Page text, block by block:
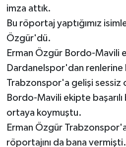
imza attık.
Bu röportaj yaptığımız
Özgür'dü.
Erman Özgür Bordo-Mavili
Dardanelspor'dan renlerine
Trabzonspor'a gelişi sessiz
Bordo-Mavili ekipte
ortaya koymuştu.
Erman Özgür
röportajını da bana vermişti.